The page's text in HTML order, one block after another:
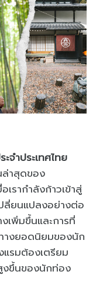
ำประเทศไทย
ล่าสุดของ
รากำลังก้าวเข้าสู่
ลี่ยนแปลงอย่างต่อ
เพิ่มขึ้นและการที่
างยอดนิยมของนัก
แรมต้องเตรียม
ขึ้นของนักท่อง